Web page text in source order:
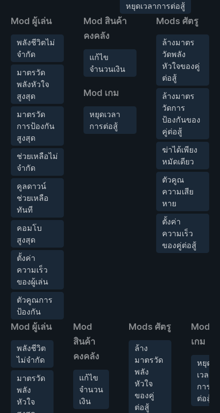
หยุดเวลาการต่อสู้
Mod ผู้เล่น
พลังชีวิตไม่
จำกัด
มาตรวัด
พลังหัวใจ
สูงสุด
มาตรวัด
การป้องกัน
สูงสุด
ช่วยเหลือไม่
จำกัด
คูลดาวน์
ช่วยเหลือ
ทันที
คอมโบ
สูงสุด
ตั้งค่า
ความเร็ว
ของผู้เล่น
ตัวคูณการ
ป้องกัน
Mod สินค้า
คงคลัง
แก้ไข
จำนวนเงิน
Mod เกม
หยุดเวลา
การต่อสู้
Mods ศัตรู
ล้างมาตร
วัดพลัง
หัวใจของคู่
ต่อสู้
ล้างมาตร
วัดการ
ป้องกันของ
คู่ต่อสู้
ฆ่าได้เพียง
หมัดเดียว
ตัวคูณ
ความเสีย
หาย
ตั้งค่า
ความเร็ว
ของคู่ต่อสู้
Mod ผู้เล่น
พลังชีวิต
ไม่จำกัด
มาตรวัด
พลัง
หัวใจ
Mod
สินค้า
คงคลัง
แก้ไข
จำนวน
เงิน
Mods ศัตรู
ล้าง
มาตรวัด
พลัง
หัวใจ
ของคู่
ต่อสู้
Mod
เกม
หยุด
เวลา
การ
ต่อสู้